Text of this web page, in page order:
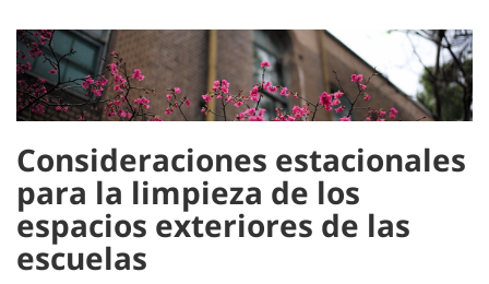
Consideraciones estacionales
para la limpieza de los
espacios exteriores de las
escuelas